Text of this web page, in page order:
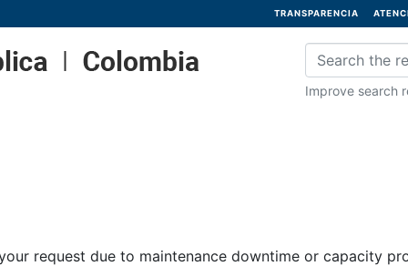
TRANSPARENCIA
Improve search
request due to maintenance downtime or capacity